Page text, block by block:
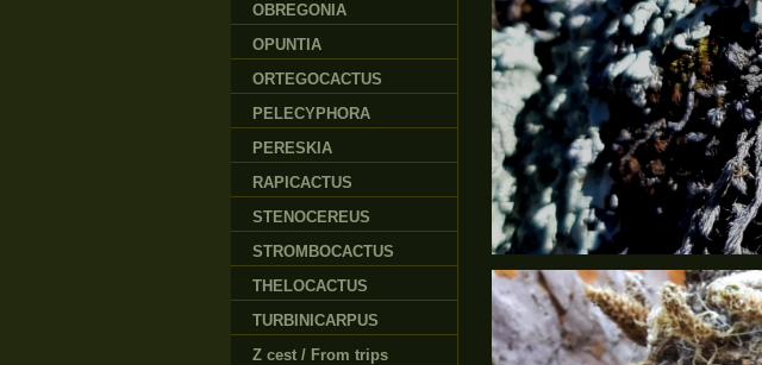
OBREGONIA
OPUNTIA
ORTEGOCACTUS
PELECYPHORA
PERESKIA
RAPICACTUS
STENOCEREUS
STROMBOCACTUS
THELOCACTUS
TURBINICARPUS
Z cest / From trips